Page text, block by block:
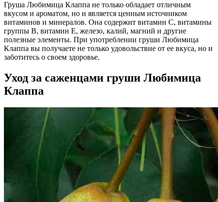
Груша Любимица Клаппа не только обладает отличным
вкусом и ароматом, но и является ценным источником
витаминов и минералов. Она содержит витамин С, витамины
группы В, витамин Е, железо, калий, магний и другие
полезные элементы. При употреблении груши Любимица
Клаппа вы получаете не только удовольствие от ее вкуса, но и
заботитеcь о своем здоровье.
Уход за саженцами груши Любимица
Клаппа